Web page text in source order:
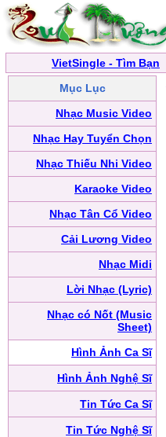
VietSingle - Tìm Bạn
Mục Lục
Nhạc Music Video
Nhạc Hay Tuyển Chọn
Nhạc Thiếu Nhi Video
Karaoke Video
Nhạc Tân Cổ Video
Cải Lương Video
Nhạc Midi
Lời Nhạc (Lyric)
Nhạc có Nốt (Music
Sheet)
Hình Ảnh Ca Sĩ
Hình Ảnh Nghệ Sĩ
Tin Tức Ca Sĩ
Tin Tức Nghệ Sĩ